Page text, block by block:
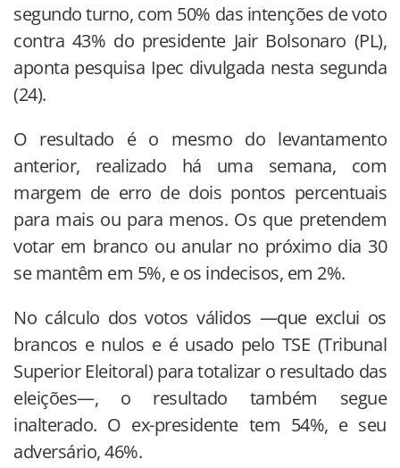
segundo turno, com 50% das intenções de voto
contra 43% do presidente Jair Bolsonaro (PL),
aponta pesquisa Ipec divulgada nesta segunda
(24).
O resultado é o mesmo do levantamento
anterior, realizado há uma semana, com
margem de erro de dois pontos percentuais
para mais ou para menos. Os que pretendem
votar em branco ou anular no próximo dia 30
se mantêm em 5%, e os indecisos, em 2%.
No cálculo dos votos válidos —que exclui os
brancos e nulos e é usado pelo TSE (Tribunal
Superior Eleitoral) para totalizar o resultado das
eleições—, o resultado também segue
inalterado. O ex-presidente tem 54%, e seu
adversário, 46%.